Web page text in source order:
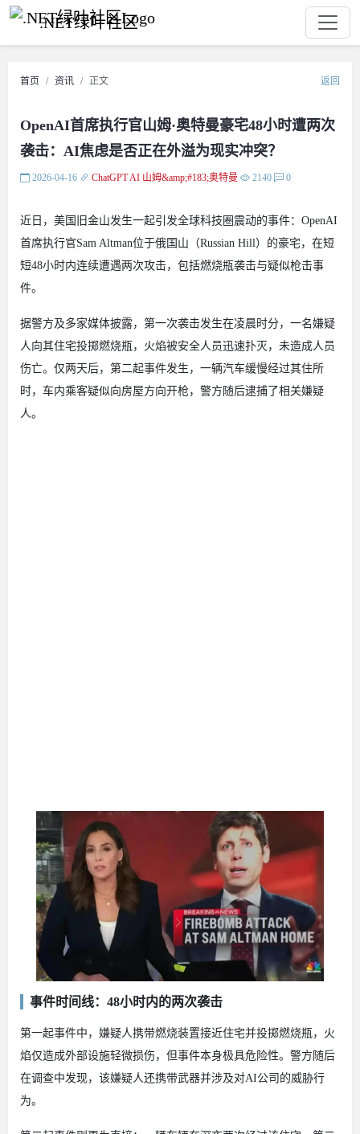
.NET绿叶社区
首页 资讯 正文 返回
OpenAI首席执行官山姆·奥特曼豪宅48小时遭两次
袭击：AI焦虑是否正在外溢为现实冲突？
2026-04-16 ChatGPTAI 山姆&amp;#183;奥特曼 2140 0
近日，美国旧金山发生一起引发全球科技圈震动的事件：OpenAI
首席执行官Sam Altman位于俄国山（Russian Hill）的豪宅，在短
短48小时内连续遭遇两次攻击，包括燃烧瓶袭击与疑似枪击事
件。
据警方及多家媒体披露，第一次袭击发生在凌晨时分，一名嫌疑
人向其住宅投掷燃烧瓶，火焰被安全人员迅速扑灭，未造成人员
伤亡。仅两天后，第二起事件发生，一辆汽车缓慢经过其住所
时，车内乘客疑似向房屋方向开枪，警方随后逮捕了相关嫌疑
人。
事件时间线：48小时内的两次袭击
第一起事件中，嫌疑人携带燃烧装置接近住宅并投掷燃烧瓶，火
焰仅造成外部设施轻微损伤，但事件本身极具危险性。警方随后
在调查中发现，该嫌疑人还携带武器并涉及对AI公司的威胁行
为。